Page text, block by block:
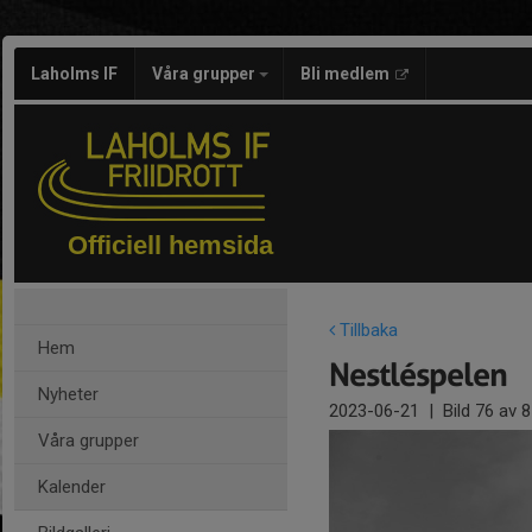
Laholms IF Våra grupper Bli medlem
Officiell hemsida
Hem
Nyheter
Våra grupper
Kalender
Tillbaka
Nestléspelen
2023-06-21 | Bild 76 av